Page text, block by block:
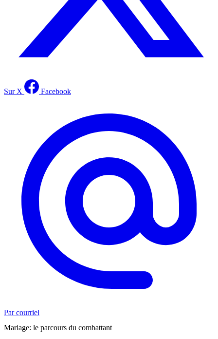
Sur X Facebook
Par courriel
Mariage: le parcours du combattant